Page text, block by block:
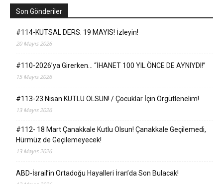
Son Gönderiler
#114-KUTSAL DERS: 19 MAYIS! İzleyin!
20 Mayıs 2026
#110-2026’ya Girerken… “İHANET 100 YIL ÖNCE DE AYNIYDI!”
15 Mayıs 2026
#113-23 Nisan KUTLU OLSUN! / Çocuklar İçin Örgütlenelim!
13 Mayıs 2026
#112- 18 Mart Çanakkale Kutlu Olsun! Çanakkale Geçilemedi,
Hürmüz de Geçilemeyecek!
13 Mayıs 2026
ABD-İsrail’in Ortadoğu Hayalleri İran’da Son Bulacak!